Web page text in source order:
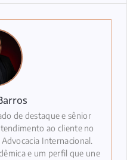
de destaque e sênior
ao cliente no
Internacional.
e um perfil que une